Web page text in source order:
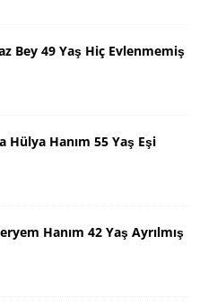
Bey 49 Yaş Hiç Evlenmemiş
Hülya Hanım 55 Yaş Eşi
Hanım 42 Yaş Ayrılmış